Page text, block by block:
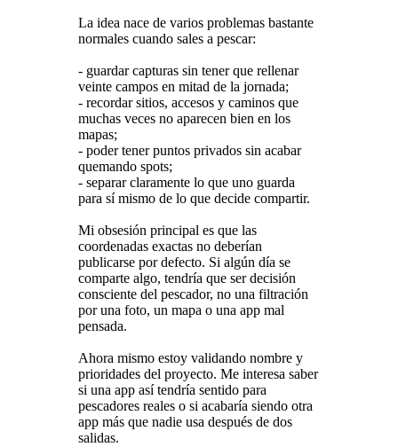
La idea nace de varios problemas bastante
normales cuando sales a pescar:
- guardar capturas sin tener que rellenar
veinte campos en mitad de la jornada;
- recordar sitios, accesos y caminos que
muchas veces no aparecen bien en los
mapas;
- poder tener puntos privados sin acabar
quemando spots;
- separar claramente lo que uno guarda
para sí mismo de lo que decide compartir.
Mi obsesión principal es que las
coordenadas exactas no deberían
publicarse por defecto. Si algún día se
comparte algo, tendría que ser decisión
consciente del pescador, no una filtración
por una foto, un mapa o una app mal
pensada.
Ahora mismo estoy validando nombre y
prioridades del proyecto. Me interesa saber
si una app así tendría sentido para
pescadores reales o si acabaría siendo otra
app más que nadie usa después de dos
salidas.